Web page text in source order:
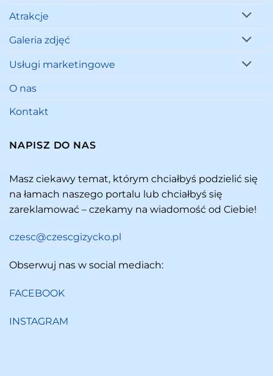
Atrakcje
Galeria zdjęć
Usługi marketingowe
O nas
Kontakt
NAPISZ DO NAS
Masz ciekawy temat, którym chciałbyś podzielić się
na łamach naszego portalu lub chciałbyś się
zareklamować – czekamy na wiadomość od Ciebie!
czesc@czescgizycko.pl
Obserwuj nas w social mediach:
FACEBOOK
INSTAGRAM